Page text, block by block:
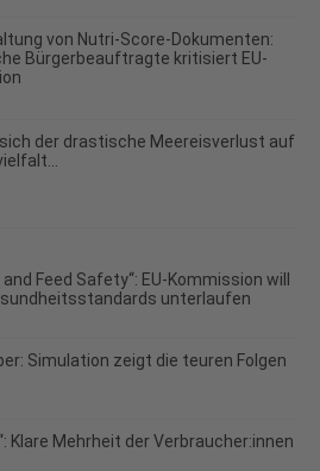
von Nutri-Score-Dokumenten:
Bürgerbeauftragte kritisiert EU-
der drastische Meereisverlust auf
Feed Safety“: EU-Kommission will
unterlaufen
Simulation zeigt die teuren Folgen
Klare Mehrheit der Verbraucher:innen